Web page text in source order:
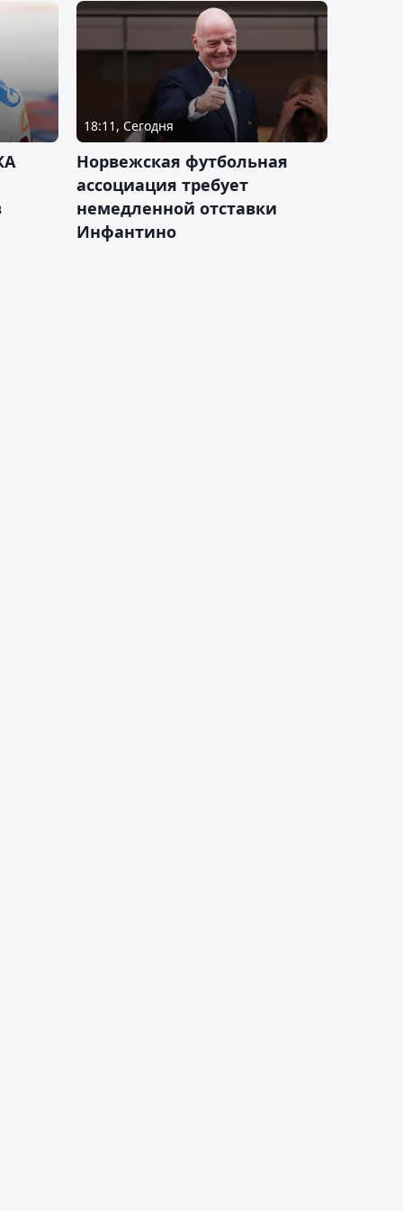
18:11, Сегодня
Норвежская футбольная
ассоциация требует
немедленной отставки
Инфантино